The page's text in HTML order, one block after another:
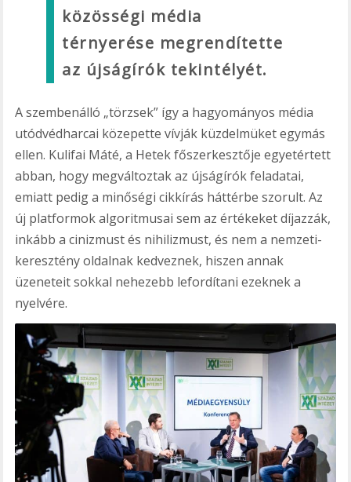
közösségi média
térnyerése megrendítette
az újságírók tekintélyét.
A szembenálló „törzsek” így a hagyományos média
utódvédharcai közepette vívják küzdelmüket egymás
ellen. Kulifai Máté, a Hetek főszerkesztője egyetértett
abban, hogy megváltoztak az újságírók feladatai,
emiatt pedig a minőségi cikkírás háttérbe szorult. Az
új platformok algoritmusai sem az értékeket díjazzák,
inkább a cinizmust és nihilizmust, és nem a nemzeti-
keresztény oldalnak kedveznek, hiszen annak
üzeneteit sokkal nehezebb lefordítani ezeknek a
nyelvére.